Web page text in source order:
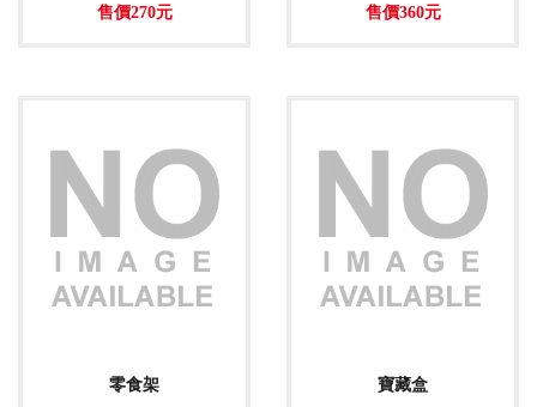
售價270元 售價360元
零食架 寶藏盒